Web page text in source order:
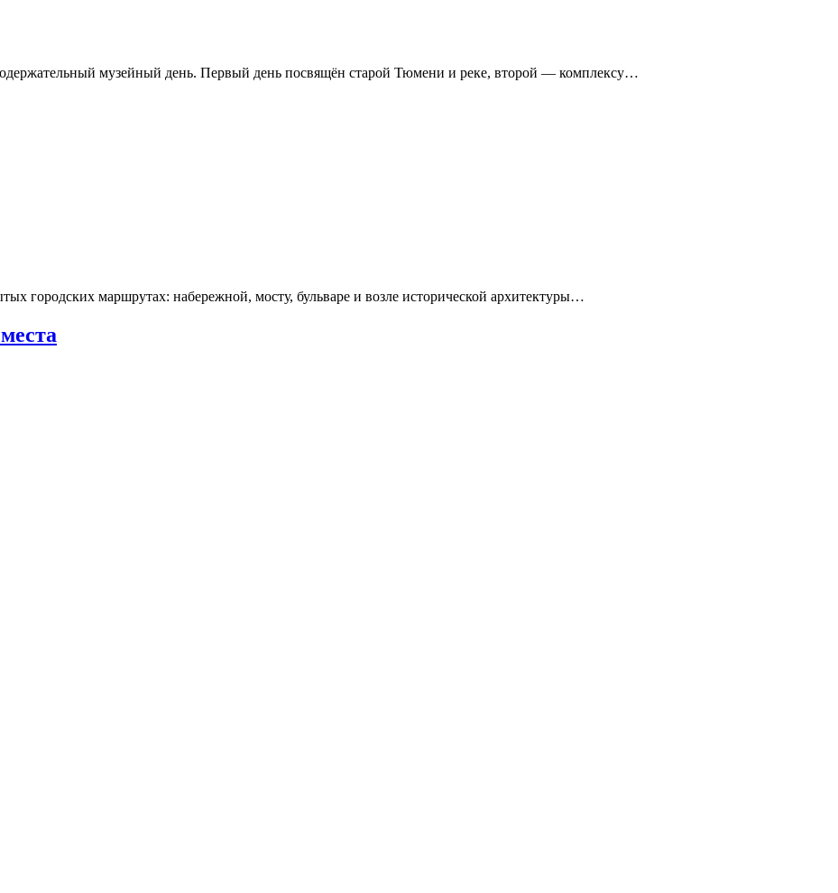
музейный день. Первый день посвящён старой Тюмени и реке, второй — комплексу…
городских маршрутах: набережной, мосту, бульваре и возле исторической архитектуры…